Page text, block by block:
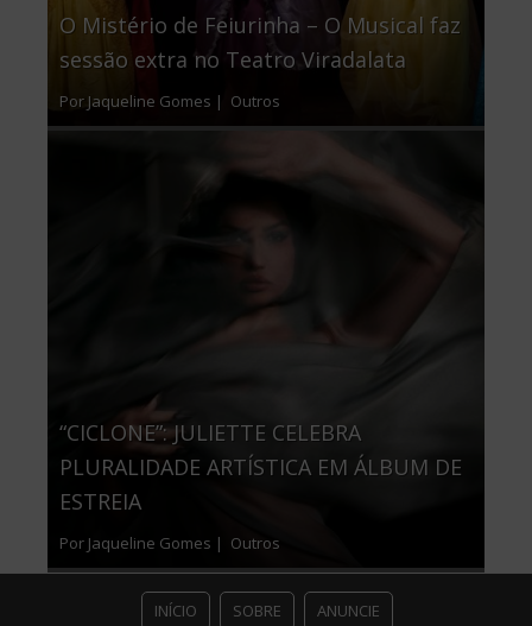
O Mistério de Feiurinha – O Musical faz
sessão extra no Teatro Viradalata
Por Jaqueline Gomes | Outros
“CICLONE”: JULIETTE CELEBRA
PLURALIDADE ARTÍSTICA EM ÁLBUM DE
ESTREIA
Por Jaqueline Gomes | Outros
INÍCIO SOBRE ANUNCIE